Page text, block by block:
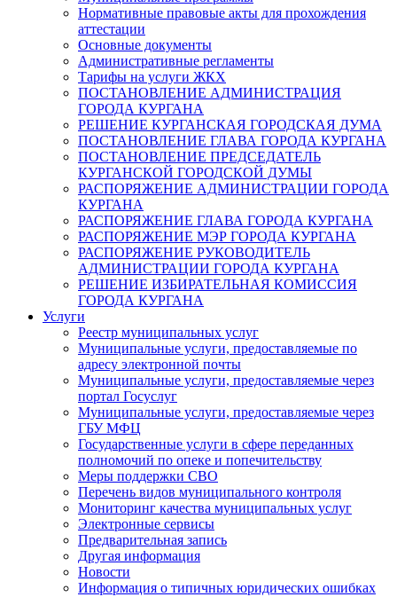
Нормативные правовые акты для прохождения
аттестации
Основные документы
Административные регламенты
Тарифы на услуги ЖКХ
ПОСТАНОВЛЕНИЕ АДМИНИСТРАЦИЯ
ГОРОДА КУРГАНА
РЕШЕНИЕ КУРГАНСКАЯ ГОРОДСКАЯ ДУМА
ПОСТАНОВЛЕНИЕ ГЛАВА ГОРОДА КУРГАНА
ПОСТАНОВЛЕНИЕ ПРЕДСЕДАТЕЛЬ
КУРГАНСКОЙ ГОРОДСКОЙ ДУМЫ
РАСПОРЯЖЕНИЕ АДМИНИСТРАЦИИ ГОРОДА
КУРГАНА
РАСПОРЯЖЕНИЕ ГЛАВА ГОРОДА КУРГАНА
РАСПОРЯЖЕНИЕ МЭР ГОРОДА КУРГАНА
РАСПОРЯЖЕНИЕ РУКОВОДИТЕЛЬ
АДМИНИСТРАЦИИ ГОРОДА КУРГАНА
РЕШЕНИЕ ИЗБИРАТЕЛЬНАЯ КОМИССИЯ
ГОРОДА КУРГАНА
Услуги
Реестр муниципальных услуг
Муниципальные услуги, предоставляемые по
адресу электронной почты
Муниципальные услуги, предоставляемые через
портал Госуслуг
Муниципальные услуги, предоставляемые через
ГБУ МФЦ
Государственные услуги в сфере переданных
полномочий по опеке и попечительству
Меры поддержки СВО
Перечень видов муниципального контроля
Мониторинг качества муниципальных услуг
Электронные сервисы
Предварительная запись
Другая информация
Новости
Информация о типичных юридических ошибках